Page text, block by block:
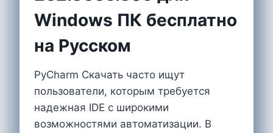
Windows ПК бесплатно
на Русском
PyCharm Скачать часто ищут
пользователи, которым требуется
надежная IDE с широкими
возможностями автоматизации. В